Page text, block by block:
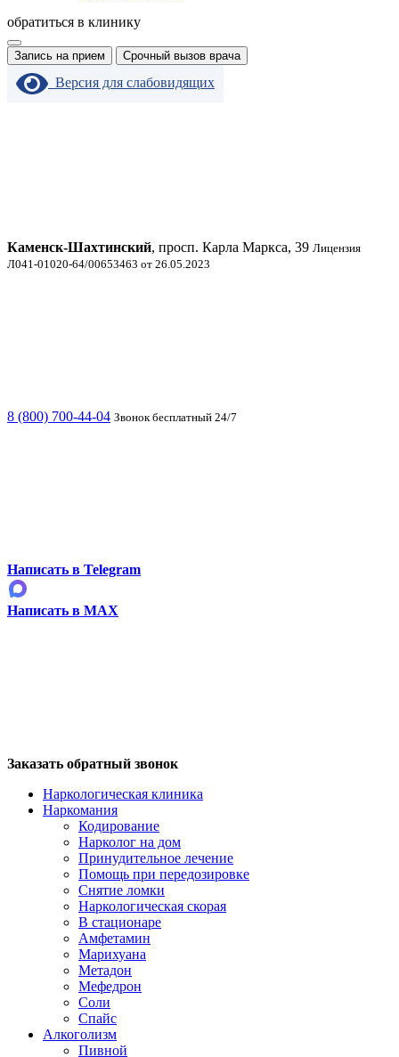
обратиться в клинику
Запись на прием Срочный вызов врача
Версия для слабовидящих
Каменск-Шахтинский, просп. Карла Маркса, 39 Лицензия
Л041-01020-64/00653463 от 26.05.2023
8 (800) 700-44-04 Звонок бесплатный 24/7
Написать в Telegram
Написать в MAX
Заказать обратный звонок
Наркологическая клиника
Наркомания
Кодирование
Нарколог на дом
Принудительное лечение
Помощь при передозировке
Снятие ломки
Наркологическая скорая
В стационаре
Амфетамин
Марихуана
Метадон
Мефедрон
Соли
Спайс
Алкоголизм
Пивной